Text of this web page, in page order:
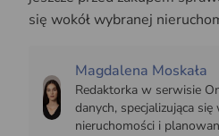
się wokół wybranej
Magdalena Moskała
Redaktorka w serwisie
danych, specjalizująca
nieruchomości i